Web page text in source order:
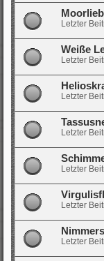
Letzter
Weiße
Letzter
Letzter
Letzter
Letzter
Letzter
Letzter